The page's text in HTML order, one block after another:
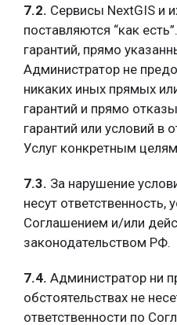
7.2. Сервисы NextGIS и
поставляются “как
гарантий, прямо
Администратор не
никаких иных прямых
гарантий и прямо
гарантий или условий в
Услуг конкретным
7.3. За нарушение
несут ответственность,
Соглашением и/или
законодательством РФ.
7.4. Администратор ни
обстоятельствах не
ответственности по